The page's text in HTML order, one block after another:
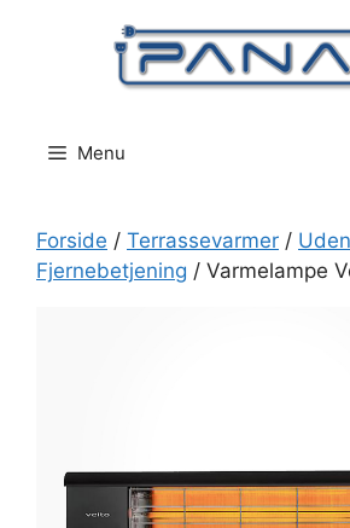
Menu
Forside / Terrassevarmer / Uden
Fjernebetjening / Varmelampe